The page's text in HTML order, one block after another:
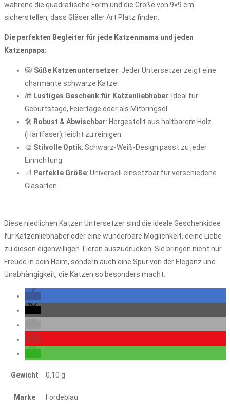
während die quadratische Form und die Größe von 9×9 cm
sicherstellen, dass Gläser aller Art Platz finden.
Die perfekten Begleiter für jede Katzenmama und jeden
Katzenpapa:
🐱 Süße Katzenuntersetzer: Jeder Untersetzer zeigt eine
charmante schwarze Katze.
🎁 Lustiges Geschenk für Katzenliebhaber: Ideal für
Geburtstage, Feiertage oder als Mitbringsel.
🛠️ Robust & Abwischbar: Hergestellt aus haltbarem Holz
(Hartfaser), leicht zu reinigen.
🎨 Stilvolle Optik: Schwarz-Weiß-Design passt zu jeder
Einrichtung.
📐 Perfekte Größe: Universell einsetzbar für verschiedene
Glasarten.
Diese niedlichen Katzen Untersetzer sind die ideale Geschenkidee
für Katzenliebhaber oder eine wunderbare Möglichkeit, deine Liebe
zu diesen eigenwilligen Tieren auszudrücken. Sie bringen nicht nur
Freude in dein Heim, sondern auch eine Spur von der Eleganz und
Unabhängigkeit, die Katzen so besonders macht.
Gewicht 0,10 g
Marke Fördeblau